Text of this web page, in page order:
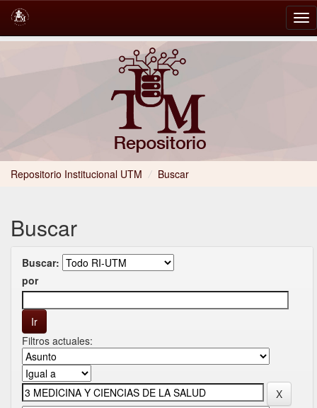
Repositorio Institucional UTM / Buscar
Buscar
Buscar:
por
Filtros actuales: